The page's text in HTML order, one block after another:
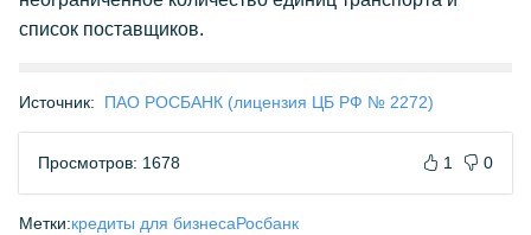
список поставщиков.
Источник: ПАО РОСБАНК (лицензия ЦБ РФ № 2272)
Просмотров: 1678 1 0
Метки:кредиты для бизнесаРосбанк